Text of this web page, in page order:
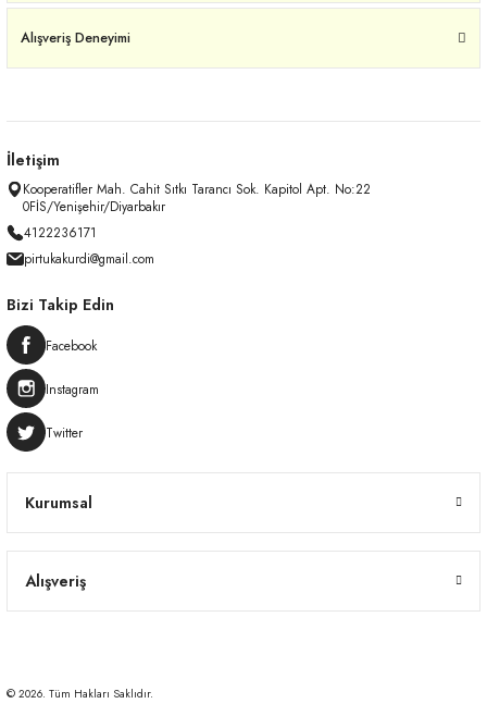
Alışveriş Deneyimi
İletişim
Kooperatifler Mah. Cahit Sıtkı Tarancı Sok. Kapitol Apt. No:22
0FİS/Yenişehir/Diyarbakır
4122236171
pirtukakurdi@gmail.com
Kurumsal
Alışveriş
Bizi Takip Edin
Facebook
Instagram
Twitter
© 2026. Tüm Hakları Saklıdır.